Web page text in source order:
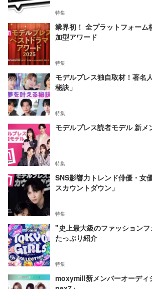
特集
業界初！ 全プラットフォーム
加型アワード
特集
モデルプレス独自取材！著名
秘訣」
特集
モデルプレス読者モデル 新メ
特集
SNS影響力トレンド俳優・女
スカウントダウン」
特集
"史上最大級のファッション
たっぷり紹介
特集
moxymill新メンバーオーデ